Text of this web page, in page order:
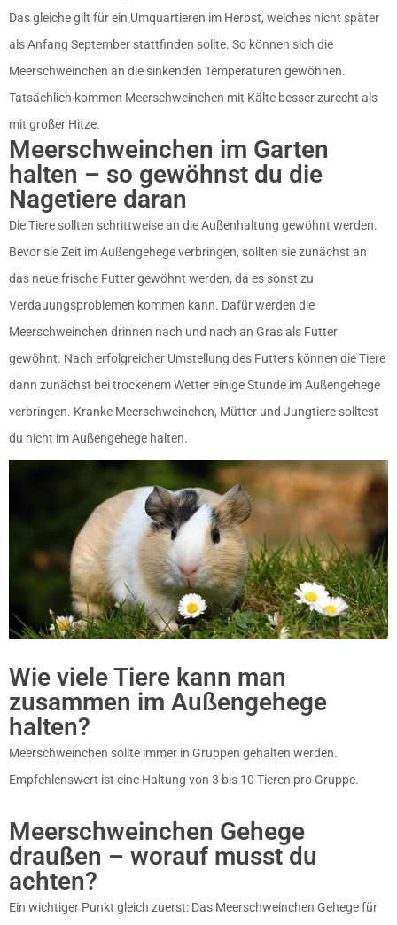
Das gleiche gilt für ein Umquartieren im Herbst, welches nicht später
als Anfang September stattfinden sollte. So können sich die
Meerschweinchen an die sinkenden Temperaturen gewöhnen.
Tatsächlich kommen Meerschweinchen mit Kälte besser zurecht als
mit großer Hitze.
Meerschweinchen im Garten
halten – so gewöhnst du die
Nagetiere daran
Die Tiere sollten schrittweise an die Außenhaltung gewöhnt werden.
Bevor sie Zeit im Außengehege verbringen, sollten sie zunächst an
das neue frische Futter gewöhnt werden, da es sonst zu
Verdauungsproblemen kommen kann. Dafür werden die
Meerschweinchen drinnen nach und nach an Gras als Futter
gewöhnt. Nach erfolgreicher Umstellung des Futters können die Tiere
dann zunächst bei trockenem Wetter einige Stunde im Außengehege
verbringen. Kranke Meerschweinchen, Mütter und Jungtiere solltest
du nicht im Außengehege halten.
Wie viele Tiere kann man
zusammen im Außengehege
halten?
Meerschweinchen sollte immer in Gruppen gehalten werden.
Empfehlenswert ist eine Haltung von 3 bis 10 Tieren pro Gruppe.
Meerschweinchen Gehege
draußen – worauf musst du
achten?
Ein wichtiger Punkt gleich zuerst: Das Meerschweinchen Gehege für